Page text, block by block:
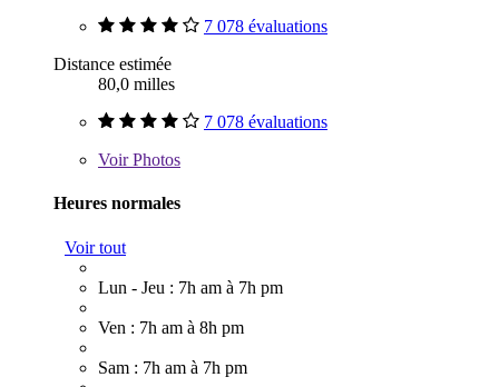
7 078 évaluations
Distance estimée
80,0 milles
7 078 évaluations
VoirPhotos
Heures normales
Voir tout
Lun - Jeu : 7h am à 7h pm
Ven : 7h am à 8h pm
Sam : 7h am à 7h pm